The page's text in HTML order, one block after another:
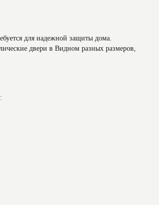
для надежной защиты дома.
двери в Видном разных размеров,